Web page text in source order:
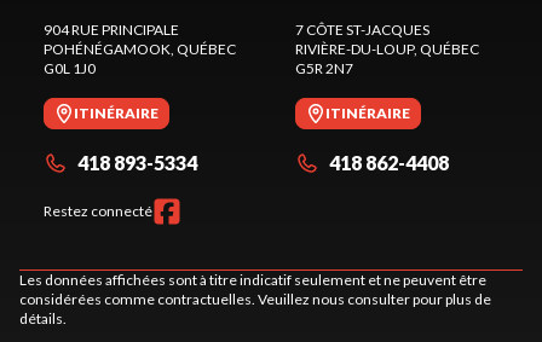
904 RUE PRINCIPALE
POHÉNÉGAMOOK, QUÉBEC
G0L 1J0
ITINÉRAIRE
418 893-5334
Restez connecté
7 CÔTE ST-JACQUES
RIVIÈRE-DU-LOUP, QUÉBEC
G5R 2N7
ITINÉRAIRE
418 862-4408
Les données affichées sont à titre indicatif seulement et ne peuvent être
considérées comme contractuelles. Veuillez nous consulter pour plus de
détails.